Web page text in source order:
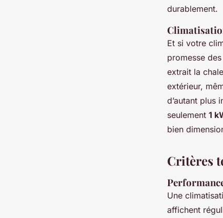
durablement.
Et si votre
promesse
extrait la
extérieur,
d’autant plus
seulement 1
bien
Critères
Une
affichent